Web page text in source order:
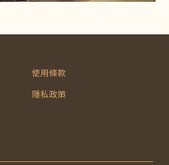
使用條款
隱私政策